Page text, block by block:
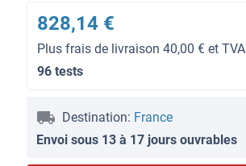
828,14 €
Plus frais de livraison 40,00 € et TVA
96 tests
Destination: France
Envoi sous 13 à 17 jours ouvrables